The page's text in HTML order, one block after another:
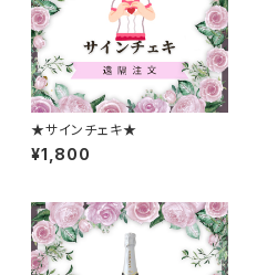
★サインチェキ★
¥1,800